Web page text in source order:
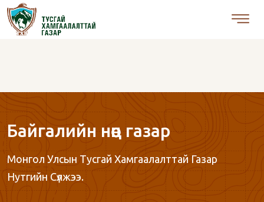
Байгалийн нөөц газар
Монгол Улсын Тусгай Хамгаалалттай Газар
Нутгийн Сүлжээ.